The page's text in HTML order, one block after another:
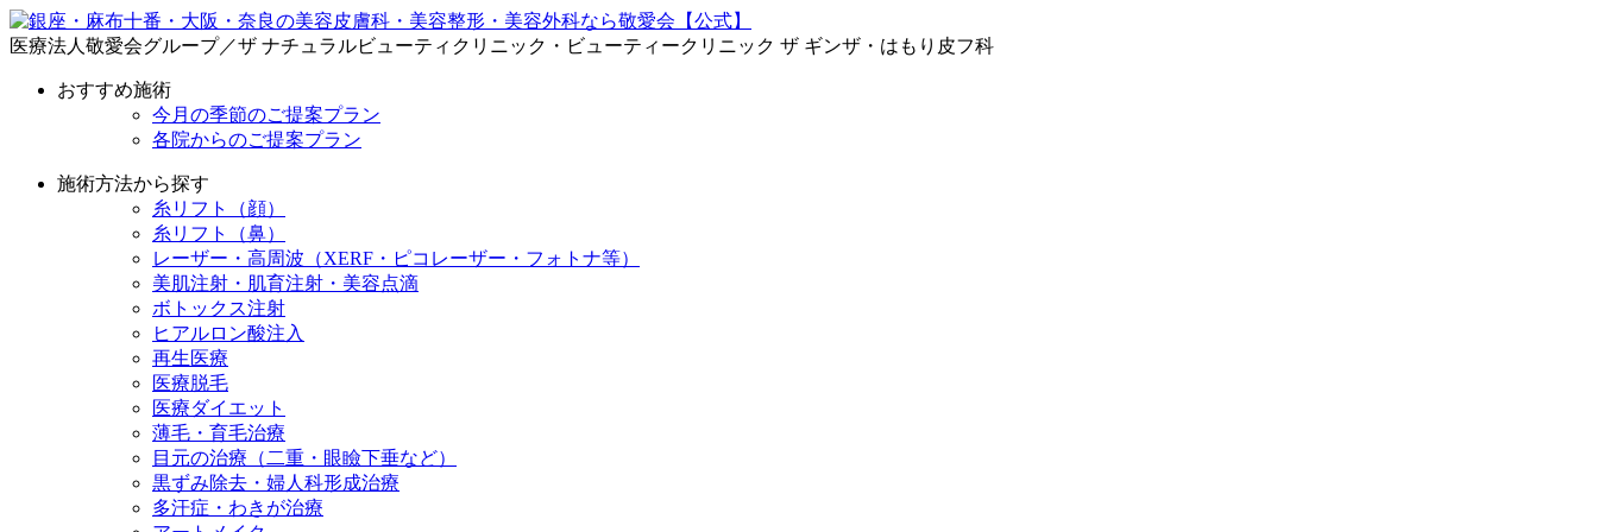
医療法人敬愛会グループ／ザ ナチュラルビューティクリニック・ビューティークリニック ザ ギンザ・はもり皮フ科
おすすめ施術
今月の季節のご提案プラン
各院からのご提案プラン
施術方法から探す
糸リフト（顔）
糸リフト（鼻）
レーザー・高周波（XERF・ピコレーザー・フォトナ等）
美肌注射・肌育注射・美容点滴
ボトックス注射
ヒアルロン酸注入
再生医療
医療脱毛
医療ダイエット
薄毛・育毛治療
目元の治療（二重・眼瞼下垂など）
黒ずみ除去・婦人科形成治療
多汗症・わきが治療